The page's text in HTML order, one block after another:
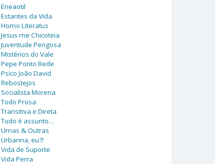
Eneaotil
Estantes da Vida
Homo Literatus
Jesus me Chicoteia
Juventude Perigosa
Mistérios do Vale
Pepe Ponto Rede
Psico João David
Rebostejos
Socialista Morena
Todo Prosa
Transitiva e Direta
Tudo é assunto…
Umas & Outras
Urbanna, eu?!
Vida de Suporte
Vida Perra